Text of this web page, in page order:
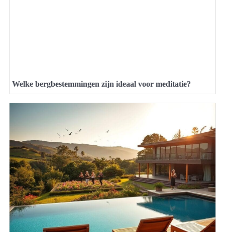
Welke bergbestemmingen zijn ideaal voor meditatie?